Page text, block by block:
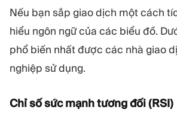
Nếu bạn sắp giao dịch một cách
hiểu ngôn ngữ của các biểu đồ.
phổ biến nhất được các nhà giao
nghiệp sử dụng.
Chỉ số sức mạnh tương đối (RSI)